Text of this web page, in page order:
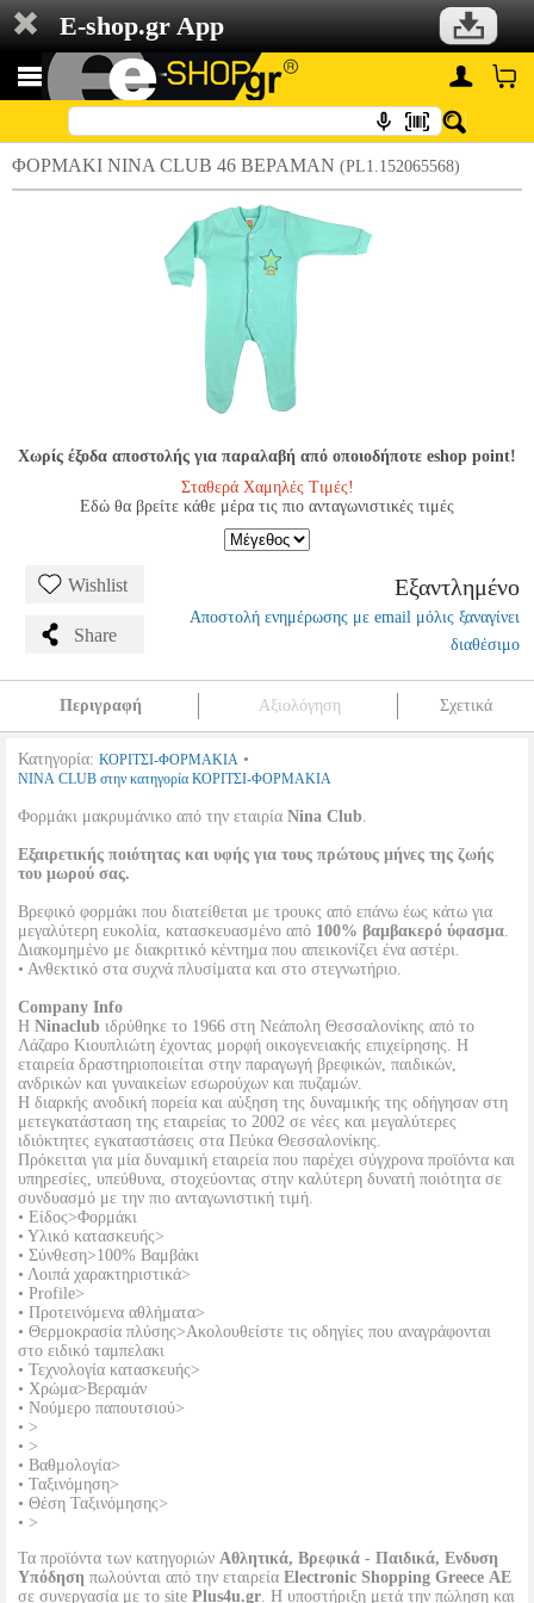
E-shop.gr App
ΦΟΡΜΑΚΙ NINA CLUB 46 ΒΕΡΑΜΑΝ (PL1.152065568)
Χωρίς έξοδα αποστολής για παραλαβή από οποιοδήποτε eshop point!
Σταθερά Χαμηλές Τιμές!
Εδώ θα βρείτε κάθε μέρα τις πιο ανταγωνιστικές τιμές
Wishlist
Share
Εξαντλημένο
Αποστολή ενημέρωσης με email μόλις ξαναγίνει
διαθέσιμο
Περιγραφή Αξιολόγηση Σχετικά
Κατηγορία: ΚΟΡΙΤΣΙ-ΦΟΡΜΑΚΙΑ •
NINA CLUB στην κατηγορία ΚΟΡΙΤΣΙ-ΦΟΡΜΑΚΙΑ
Φορμάκι μακρυμάνικο από την εταιρία Nina Club.
Εξαιρετικής ποιότητας και υφής για τους πρώτους μήνες της ζωής
του μωρού σας.
Βρεφικό φορμάκι που διατείθεται με τρουκς από επάνω έως κάτω για
μεγαλύτερη ευκολία, κατασκευασμένο από 100% βαμβακερό ύφασμα.
Διακομημένο με διακριτικό κέντημα που απεικονίζει ένα αστέρι.
• Ανθεκτικό στα συχνά πλυσίματα και στο στεγνωτήριο.
Company Info
Η Ninaclub ιδρύθηκε το 1966 στη Νεάπολη Θεσσαλονίκης από το
Λάζαρο Κιουπλιώτη έχοντας μορφή οικογενειακής επιχείρησης. Η
εταιρεία δραστηριοποιείται στην παραγωγή βρεφικών, παιδικών,
ανδρικών και γυναικείων εσωρούχων και πυζαμών.
Η διαρκής ανοδική πορεία και αύξηση της δυναμικής της οδήγησαν στη
μετεγκατάσταση της εταιρείας το 2002 σε νέες και μεγαλύτερες
ιδιόκτητες εγκαταστάσεις στα Πεύκα Θεσσαλονίκης.
Πρόκειται για μία δυναμική εταιρεία που παρέχει σύγχρονα προϊόντα και
υπηρεσίες, υπεύθυνα, στοχεύοντας στην καλύτερη δυνατή ποιότητα σε
συνδυασμό με την πιο ανταγωνιστική τιμή.
• Είδος>Φορμάκι
• Υλικό κατασκευής>
• Σύνθεση>100% Βαμβάκι
• Λοιπά χαρακτηριστικά>
• Profile>
• Προτεινόμενα αθλήματα>
• Θερμοκρασία πλύσης>Ακολουθείστε τις οδηγίες που αναγράφονται
στο ειδικό ταμπελακι
• Τεχνολογία κατασκευής>
• Χρώμα>Βεραμάν
• Νούμερο παπουτσιού>
• >
• >
• Βαθμολογία>
• Ταξινόμηση>
• Θέση Ταξινόμησης>
• >
Τα προϊόντα των κατηγοριών Αθλητικά, Βρεφικά - Παιδικά, Ενδυση
Υπόδηση πωλούνται από την εταιρεία Electronic Shopping Greece ΑΕ
σε συνεργασία με το site Plus4u.gr. Η υποστήριξη μετά την πώληση και